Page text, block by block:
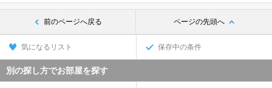
前のページへ戻る ページの先頭へ
気になるリスト 保存中の条件
別の探し方でお部屋を探す